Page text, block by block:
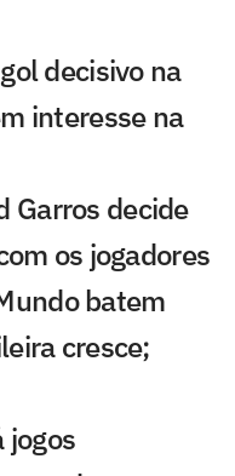
decisivo na
interesse na
Garros decide
os jogadores
batem
cresce;
jogos